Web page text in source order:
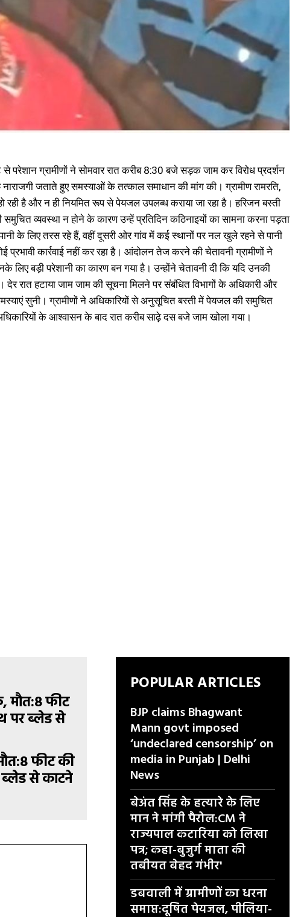
ग्रामीणों ने सोमवार रात करीब 8:30 बजे सड़क जाम कर विरोध प्रदर्शन
जताते हुए समस्याओं के तत्काल समाधान की मांग की। ग्रामीण रामरति,
रही है और न ही नियमित रूप से पेयजल उपलब्ध कराया जा रहा है। हरिजन बस्ती
व्यवस्था न होने के कारण उन्हें प्रतिदिन कठिनाइयों का सामना करना पड़ता
के लिए तरस रहे हैं, वहीं दूसरी ओर गांव में कई स्थानों पर नल खुले रहने से पानी
प्रभावी कार्रवाई नहीं कर रहा है। आंदोलन तेज करने की चेतावनी ग्रामीणों ने
बड़ी परेशानी का कारण बन गया है। उन्होंने चेतावनी दी कि यदि उनकी
रात हटाया जाम जाम की सूचना मिलने पर संबंधित विभागों के अधिकारी और
सुनी। ग्रामीणों ने अधिकारियों से अनुसूचित बस्ती में पेयजल की समुचित
के आश्वासन के बाद रात करीब साढ़े दस बजे जाम खोला गया।
फीट की
ब्लेड से काटने
POPULAR ARTICLES
BJP claims Bhagwant
Mann govt imposed
‘undeclared censorship’ on
media in Punjab | Delhi
News
बेअंत सिंह के हत्यारे के लिए
मान ने मांगी पैरोल:CM ने
राज्यपाल कटारिया को लिखा
पत्र; कहा-बुजुर्ग माता की
तबीयत बेहद गंभीर'
डबवाली में ग्रामीणों का धरना
समाप्त:दूषित पेयजल, पीलिया-